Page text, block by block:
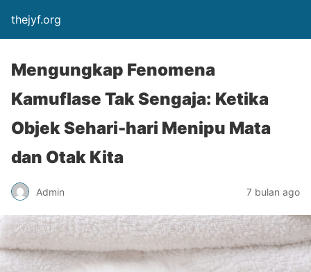
thejyf.org
Mengungkap Fenomena
Kamuflase Tak Sengaja: Ketika
Objek Sehari-hari Menipu Mata
dan Otak Kita
Admin 7 bulan ago